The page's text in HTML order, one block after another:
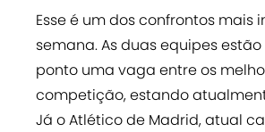
Esse é um dos confrontos
semana. As duas equipes
ponto uma vaga entre os
competição, estando
Já o Atlético de Madrid, atual